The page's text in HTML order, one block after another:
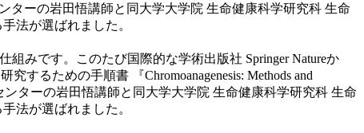
ターの岩田悟講師と同大学大学院 生命健康科学研究科 生命
法が選ばれました。
みです。このたび国際的な学術出版社 Springer Natureか
するための手順書 『Chromoanagenesis: Methods and
ターの岩田悟講師と同大学大学院 生命健康科学研究科 生命
法が選ばれました。